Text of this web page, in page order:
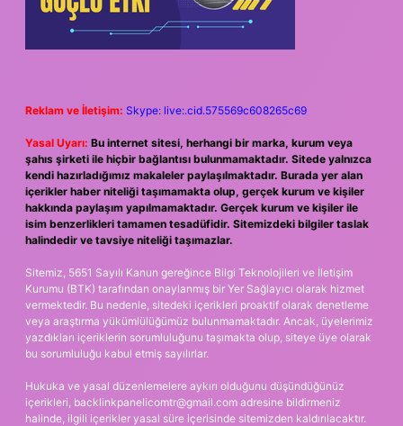
Reklam ve İletişim: Skype: live:.cid.575569c608265c69
Yasal Uyarı: Bu internet sitesi, herhangi bir marka, kurum veya
şahıs şirketi ile hiçbir bağlantısı bulunmamaktadır. Sitede yalnızca
kendi hazırladığımız makaleler paylaşılmaktadır. Burada yer alan
içerikler haber niteliği taşımamakta olup, gerçek kurum ve kişiler
hakkında paylaşım yapılmamaktadır. Gerçek kurum ve kişiler ile
isim benzerlikleri tamamen tesadüfidir. Sitemizdeki bilgiler taslak
halindedir ve tavsiye niteliği taşımazlar.
Sitemiz, 5651 Sayılı Kanun gereğince Bilgi Teknolojileri ve İletişim
Kurumu (BTK) tarafından onaylanmış bir Yer Sağlayıcı olarak hizmet
vermektedir. Bu nedenle, sitedeki içerikleri proaktif olarak denetleme
veya araştırma yükümlülüğümüz bulunmamaktadır. Ancak, üyelerimiz
yazdıkları içeriklerin sorumluluğunu taşımakta olup, siteye üye olarak
bu sorumluluğu kabul etmiş sayılırlar.
Hukuka ve yasal düzenlemelere aykırı olduğunu düşündüğünüz
içerikleri, backlinkpanelicomtr@gmail.com adresine bildirmeniz
halinde, ilgili içerikler yasal süre içerisinde sitemizden kaldırılacaktır.